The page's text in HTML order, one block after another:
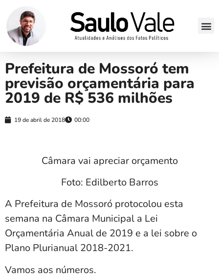
Prefeitura de Mossoró tem
previsão orçamentária para
2019 de R$ 536 milhões
19 de abril de 2018 00:00
Câmara vai apreciar orçamento
Foto: Edilberto Barros
A Prefeitura de Mossoró protocolou esta
semana na Câmara Municipal a Lei
Orçamentária Anual de 2019 e a lei sobre o
Plano Plurianual 2018-2021.
Vamos aos números.